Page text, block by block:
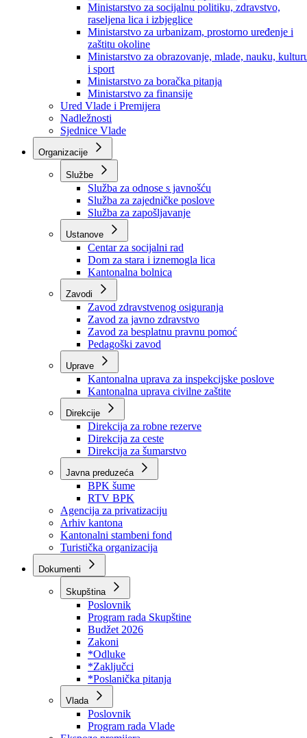
Ministarstvo za privredu
Ministarstvo za pravosuđe, upravu i radne odnose
Ministarstvo za unutrašnje poslove
Ministarstvo za socijalnu politiku, zdravstvo,
raseljena lica i izbjeglice
Ministarstvo za urbanizam, prostorno uređenje i
zaštitu okoline
Ministarstvo za obrazovanje, mlade, nauku,
i sport
Ministarstvo za boračka pitanja
Ministarstvo za finansije
Ured Vlade i Premijera
Nadležnosti
Sjednice Vlade
Organizacije
Službe
Služba za odnose s javnošću
Služba za zajedničke poslove
Služba za zapošljavanje
Ustanove
Centar za socijalni rad
Dom za stara i iznemogla lica
Kantonalna bolnica
Zavodi
Zavod zdravstvenog osiguranja
Zavod za javno zdravstvo
Zavod za besplatnu pravnu pomoć
Pedagoški zavod
Kantonalna uprava za inspekcijske poslove
Kantonalna uprava civilne zaštite
Direkcije
Direkcija za robne rezerve
Direkcija za ceste
Direkcija za šumarstvo
Javna preduzeća
BPK šume
RTV BPK
Agencija za privatizaciju
Arhiv kantona
Kantonalni stambeni fond
Turistička organizacija
Dokumenti
Skupština
Poslovnik
Program rada Skupštine
Budžet 2026
Zakoni
*Odluke
*Zaključci
*Poslanička pitanja